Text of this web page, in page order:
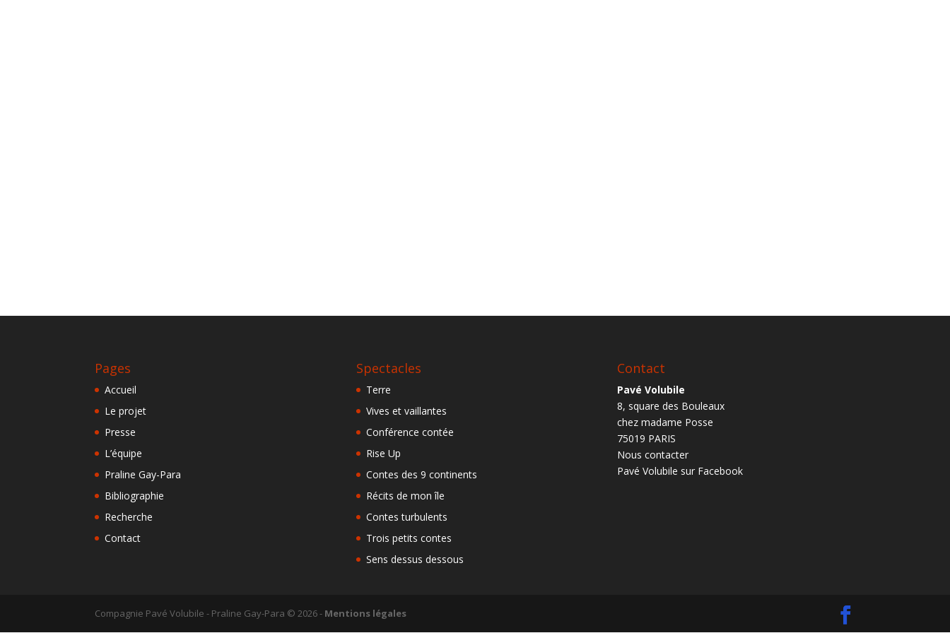
Pages
Accueil
Le projet
Presse
L’équipe
Praline Gay-Para
Bibliographie
Recherche
Contact
Spectacles
Terre
Vives et vaillantes
Conférence contée
Rise Up
Contes des 9 continents
Récits de mon île
Contes turbulents
Trois petits contes
Sens dessus dessous
Contact
Pavé Volubile
8, square des Bouleaux
chez madame Posse
75019 PARIS
Nous contacter
Pavé Volubile sur Facebook
Compagnie Pavé Volubile - Praline Gay-Para ©2026- Mentions légales